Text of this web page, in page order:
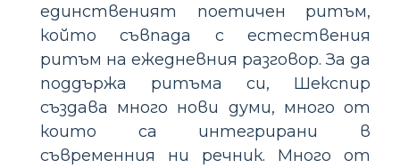
единственият поетичен ритъм,
който съвпада с естествения
ритъм на ежедневния разговор. За да
поддържа ритъма си, Шекспир
създава много нови думи, много от
които са интегрирани в
съвременния ни речник. Много от